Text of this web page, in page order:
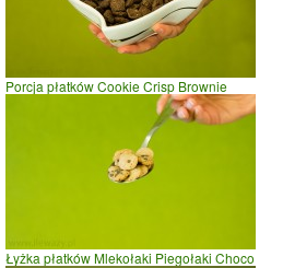
Porcja płatków Cookie Crisp Brownie
Łyżka płatków Mlekołaki Piegołaki Choco